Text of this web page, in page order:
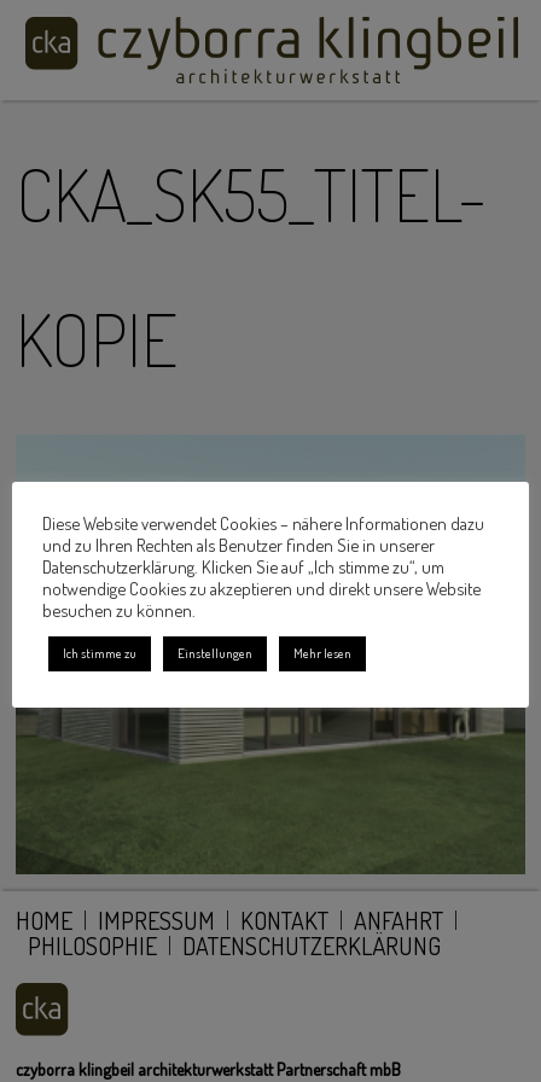
CKA_SK55_TITEL-
KOPIE
HOME IMPRESSUM KONTAKT
ANFAHRT
PHILOSOPHIE
DATENSCHUTZERKLÄRUNG
czyborra klingbeil architekturwerkstatt Partnerschaft mbB
Diese Website verwendet Cookies – nähere Informationen dazu
und zu Ihren Rechten als Benutzer finden Sie in unserer
Datenschutzerklärung. Klicken Sie auf „Ich stimme zu“, um
notwendige Cookies zu akzeptieren und direkt unsere Website
besuchen zu können.
Ich stimme zu Einstellungen Mehr lesen